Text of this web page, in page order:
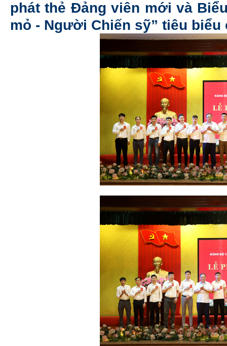
phát thẻ Đảng viên mới và
mỏ - Người Chiến sỹ” tiêu biểu